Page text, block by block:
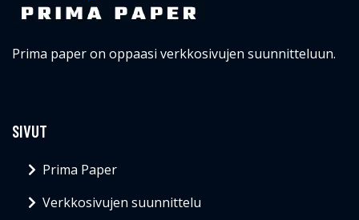
Prima paper on oppaasi verkkosivujen suunnitteluun.
SIVUT
Prima Paper
Verkkosivujen suunnittelu